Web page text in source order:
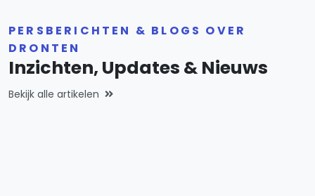
PERSBERICHTEN & BLOGS OVER
DRONTEN
Inzichten, Updates & Nieuws
Bekijk alle artikelen